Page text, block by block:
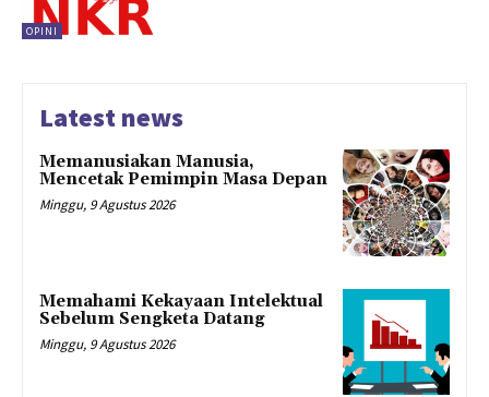
OPINI
Latest news
Memanusiakan Manusia,
Mencetak Pemimpin Masa Depan
Minggu, 9 Agustus 2026
Memahami Kekayaan Intelektual
Sebelum Sengketa Datang
Minggu, 9 Agustus 2026